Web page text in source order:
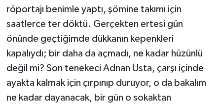
röportajı benimle yaptı, şömine takımı için
saatlerce ter döktü. Gerçekten ertesi gün
önünde geçtiğimde dükkanın kepenkleri
kapalıydı; bir daha da açmadı, ne kadar hüzünlü
değil mi? Son tenekeci Adnan Usta, çarşı içinde
ayakta kalmak için çırpınıp duruyor, o da bakalım
ne kadar dayanacak, bir gün o sokaktan